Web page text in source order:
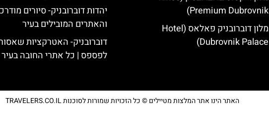
Premium Dubrovnik)
מלון דוברובניק פאלאס (Hotel
Dubrovnik Palace)
יהדות דוברובניק- סיורים
והאתרים המובילים בעיר
דוברובניק- האטרקציות
לפספס | כל אתרי החובה בעיר
האתר הינו אתר המלצות מטיילים © כל הזכויות שמורות לסוכנות TRAVELERS.CO.IL